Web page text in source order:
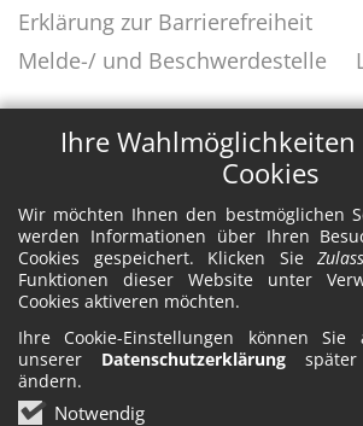
Ihre Wahlmöglichkeiten
Cookies
Wir möchten Ihnen den bestmöglichen
werden Informationen über Ihren
Cookies gespeichert. Klicken Sie
Funktionen dieser Website unter
Cookies aktiveren möchten.
Ihre Cookie-Einstellungen können
unserer Datenschutzerklärung
ändern.
Notwendig
Erklärung zur Barrierefreiheit
Melde-/ und Beschwerdestelle